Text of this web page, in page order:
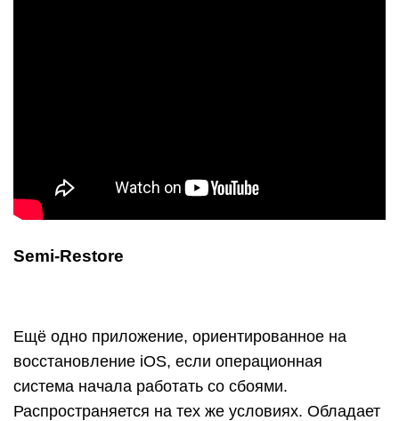
Semi-Restore
Ещё одно приложение, ориентированное на
восстановление iOS, если операционная
система начала работать со сбоями.
Распространяется на тех же условиях. Обладает